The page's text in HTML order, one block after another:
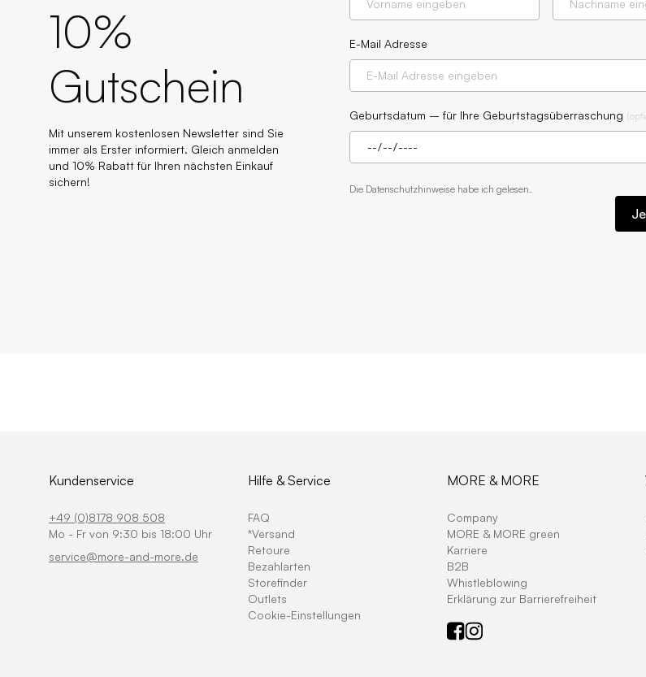
10%
Gutschein
Mit unserem kostenlosen Newsletter sind Sie
immer als Erster informiert. Gleich anmelden
und 10% Rabatt für Ihren nächsten Einkauf
sichern!
E-Mail Adresse
Geburtsdatum – für Ihre Geburtstagsüberraschung (
Die Datenschutzhinweise habe ich gelesen.
Kundenservice
+49 (0)8178 908 508
Mo - Fr von 9:30 bis 18:00 Uhr
service@more-and-more.de
Hilfe & Service
FAQ
*Versand
Retoure
Bezahlarten
Storefinder
Outlets
Cookie-Einstellungen
MORE & MORE
Company
MORE & MORE green
Karriere
B2B
Whistleblowing
Erklärung zur Barrierefreiheit